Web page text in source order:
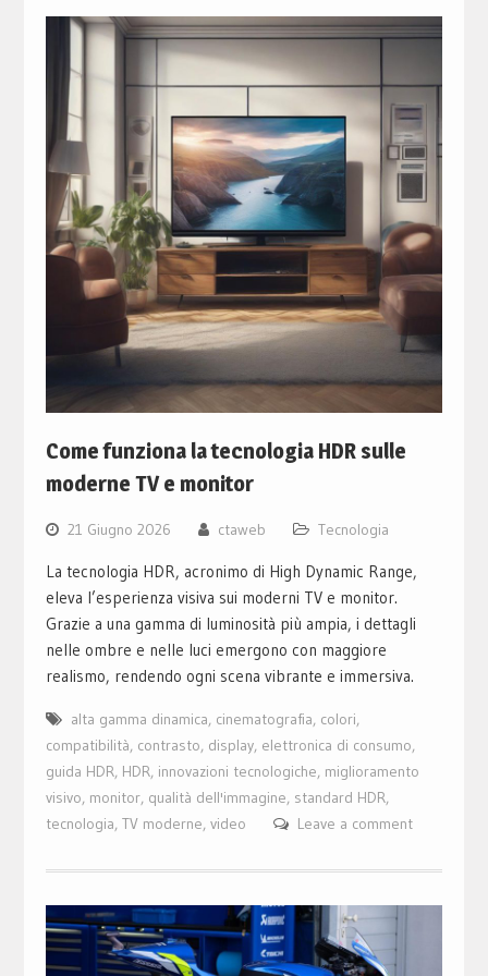
Come funziona la tecnologia HDR sulle
moderne TV e monitor
21 Giugno 2026 ctaweb Tecnologia
La tecnologia HDR, acronimo di High Dynamic Range,
eleva l’esperienza visiva sui moderni TV e monitor.
Grazie a una gamma di luminosità più ampia, i dettagli
nelle ombre e nelle luci emergono con maggiore
realismo, rendendo ogni scena vibrante e immersiva.
alta gamma dinamica, cinematografia, colori,
compatibilità, contrasto, display, elettronica di consumo,
guida HDR, HDR, innovazioni tecnologiche, miglioramento
visivo, monitor, qualità dell'immagine, standard HDR,
tecnologia, TV moderne, video Leave a comment